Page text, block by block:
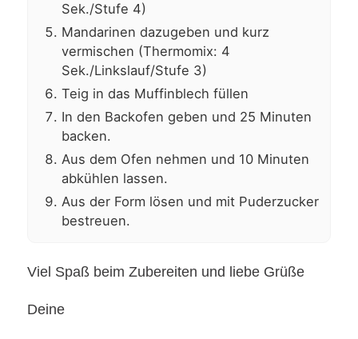
Sek./Stufe 4)
Mandarinen dazugeben und kurz
vermischen (Thermomix: 4
Sek./Linkslauf/Stufe 3)
Teig in das Muffinblech füllen
In den Backofen geben und 25 Minuten
backen.
Aus dem Ofen nehmen und 10 Minuten
abkühlen lassen.
Aus der Form lösen und mit Puderzucker
bestreuen.
Viel Spaß beim Zubereiten und liebe Grüße
Deine